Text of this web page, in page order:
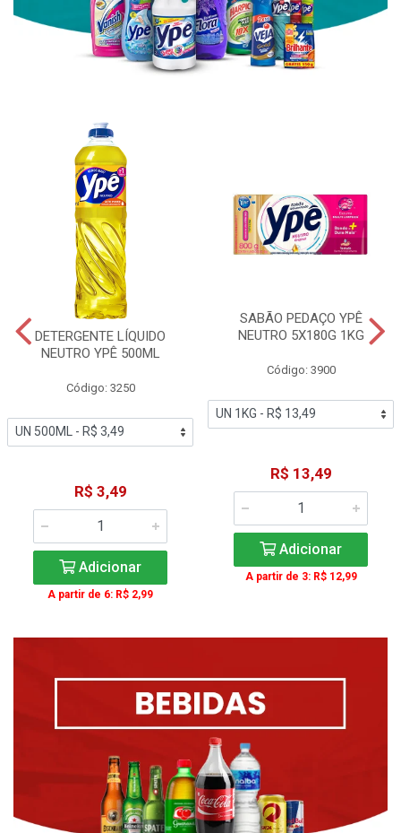
DETERGENTE LÍQUIDO
NEUTRO YPÊ 500ML
Código: 3250
R$ 3,49
Adicionar
A partir de 6: R$ 2,99
SABÃO PEDAÇO YPÊ
NEUTRO 5X180G 1KG
Código: 3900
R$ 13,49
Adicionar
A partir de 3: R$ 12,99